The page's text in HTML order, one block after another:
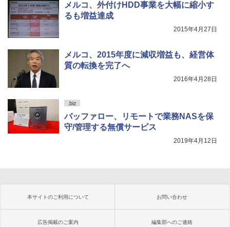
メルコ、外付けHDD事業を大幅に縮小す
るも増益達成
2015年4月27日
メルコ、2015年度に減収増益も、経営体
質の転換を完了へ
2016年4月28日
.biz
バッファロー、リモートで業務NASを保
守/管理する無償サービス
2019年4月12日
本サイトのご利用について お問い合わせ
広告掲載のご案内 編集部へのご連絡